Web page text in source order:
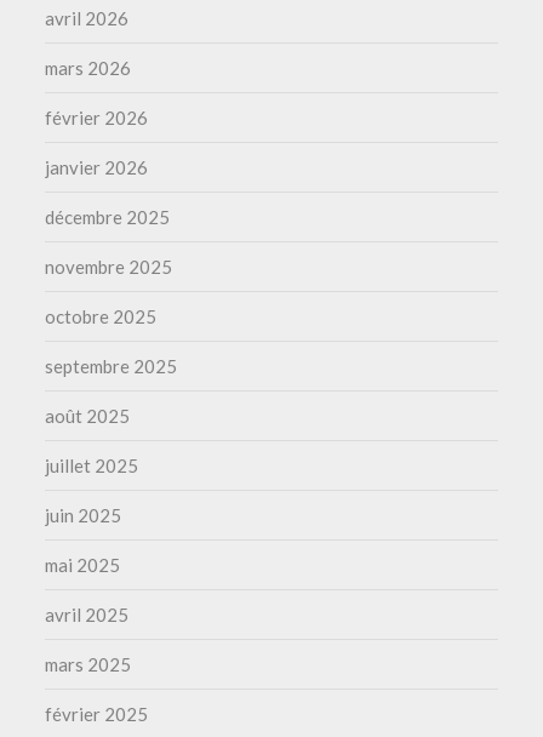
avril 2026
mars 2026
février 2026
janvier 2026
décembre 2025
novembre 2025
octobre 2025
septembre 2025
août 2025
juillet 2025
juin 2025
mai 2025
avril 2025
mars 2025
février 2025